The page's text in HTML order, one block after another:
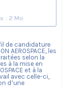
: 2 Mo.
de candidature
AEROSPACE, les
selon la
à la mise en
et à la
avec celle-ci,
d’une